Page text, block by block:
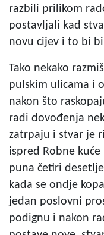
razbili prilikom
postavljali kad
novu cijev i to bi
Tako nekako
pulskim ulicama i
nakon što
radi dovođenja
zatrpaju i stvar je
ispred Robne
puna četiri
kada se ondje
jedan poslovni
podignu i nakon